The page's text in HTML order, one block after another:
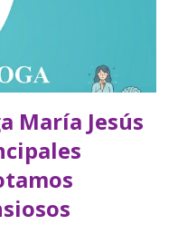
María Jesús